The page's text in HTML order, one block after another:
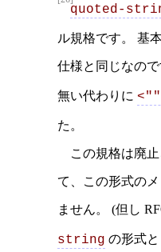
quoted-
ル規格です。 基
仕様と同じなので
無い代わりに
た。
この規格は廃
て、この形式の
ません。 (但し
string の形式と